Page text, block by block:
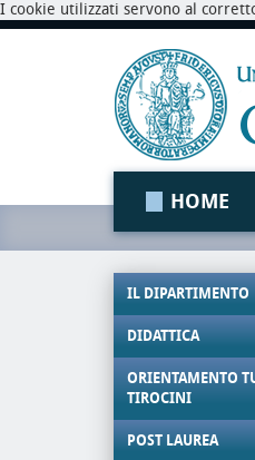
I cookie utilizzati servono al
HOME
IL DIPARTIMENTO
DIDATTICA
ORIENTAMENTO
TIROCINI
POST LAUREA